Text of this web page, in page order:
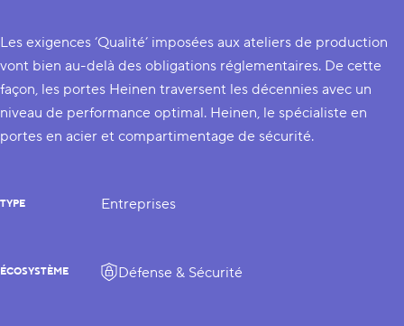
Les exigences ‘Qualité’ imposées aux ateliers de production
vont bien au-delà des obligations réglementaires. De cette
façon, les portes Heinen traversent les décennies avec un
niveau de performance optimal. Heinen, le spécialiste en
portes en acier et compartimentage de sécurité.
TYPE Entreprises
ÉCOSYSTÈME Défense & Sécurité